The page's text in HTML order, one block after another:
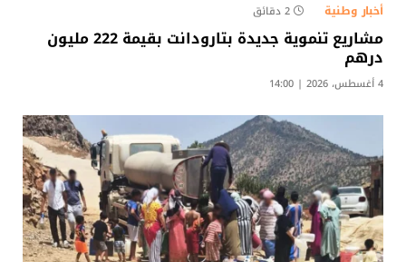
أخبار وطنية 2 دقائق
مشاريع تنموية جديدة بتارودانت بقيمة 222 مليون
درهم
4 أغسطس، 2026 | 14:00